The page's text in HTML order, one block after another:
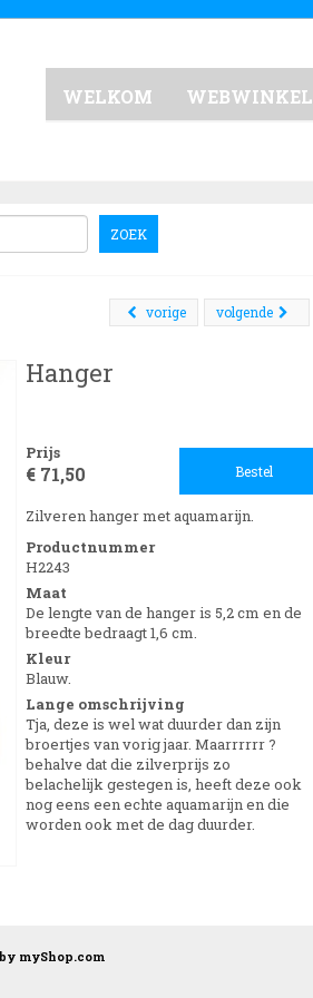
WELKOM WEBWINKEL
ZOEK
volgende
vorige
Hanger
Prijs
€ 71,50 Bestel
Zilveren hanger met aquamarijn.
Productnummer
H2243
Maat
De lengte van de hanger is 5,2 cm en de
breedte bedraagt 1,6 cm.
Kleur
Blauw.
Lange omschrijving
Tja, deze is wel wat duurder dan zijn
broertjes van vorig jaar. Maarrrrrr ?
behalve dat die zilverprijs zo
belachelijk gestegen is, heeft deze ook
nog eens een echte aquamarijn en die
worden ook met de dag duurder.
myShop.com